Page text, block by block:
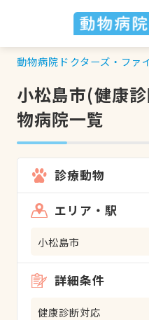
動物病院ドクターズ・ファ
小松島市(健康
物病院一覧
診療動物
エリア・駅
小松島市
詳細条件
健康診断対応